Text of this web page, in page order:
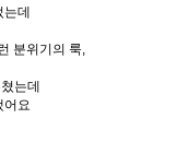
데
분위기의 룩,
는데
어요